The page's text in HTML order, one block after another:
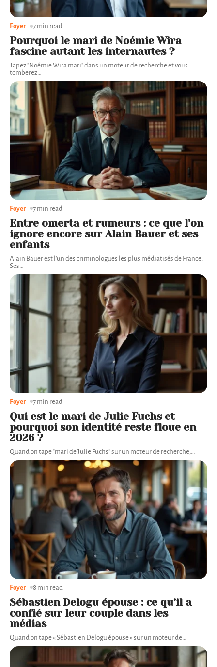
Pourquoi le mari de Noémie Wira
fascine autant les internautes ?
Tapez "Noémie Wira mari" dans un moteur de recherche et vous
tomberez…
Foyer 7 min read
Entre omerta et rumeurs : ce que l’on
ignore encore sur Alain Bauer et ses
enfants
Alain Bauer est l'un des criminologues les plus médiatisés de France.
Ses
Foyer 7 min read
Qui est le mari de Julie Fuchs et
pourquoi son identité reste floue en
2026 ?
Quand on tape "mari de Julie Fuchs" sur un moteur de recherche,
Foyer 7 min read
Sébastien Delogu épouse : ce qu’il a
confié sur leur couple dans les
médias
Quand on tape « Sébastien Delogu épouse » sur un moteur de
Foyer 8 min read